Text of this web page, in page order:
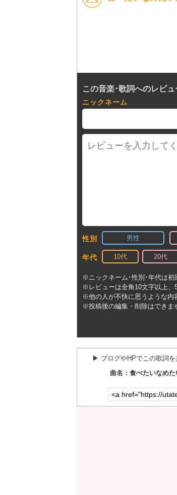
この音楽･歌詞へのレビ
ニックネーム
性別 男性
年代 10代 20代
※ニックネーム･性別･年代は初
※レビューは全角10文字以上、
※他の人が不快に思うような内
※投稿後の編集・削除はできま
▶︎ ブログやHPでこの歌詞を
曲名：食べたいなめ